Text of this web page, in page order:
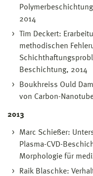
2014
Tim Deckert:
methodischen
Beschichtung, 2014
Boukhreiss Ould
von Carbon-
2013
Marc Schießer:
Plasma-CVD-
Morphologie für
Raik Blaschke: